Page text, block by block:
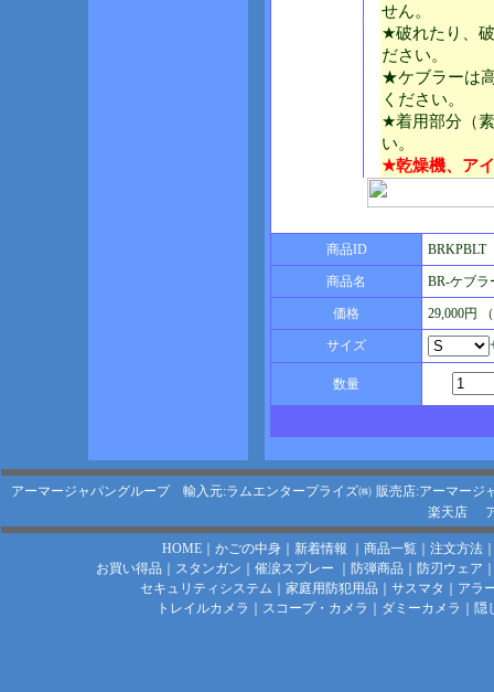
せん。
★破れたり、
ださい。
★ケブラーは
ください。
★着用部分（
い。
★乾燥機、ア
商品ID BRKPBLT
商品名 BR-ケブラ
価格 29,000円
サイズ
数量
アーマージャパングループ 輸入元:ラムエンタープライズ㈱ 販売店:アーマージ
楽天店
HOME｜ かごの中身｜ 新着情報 商品一覧｜ 注文方法
お買い得品
スタンガン 催涙スプレー 防弾商品 防刃ウェア
セキュリティシステム
家庭用防犯用品 サスマタ
アラ
トレイルカメラ
スコープ・カメラ ダミーカメラ 隠